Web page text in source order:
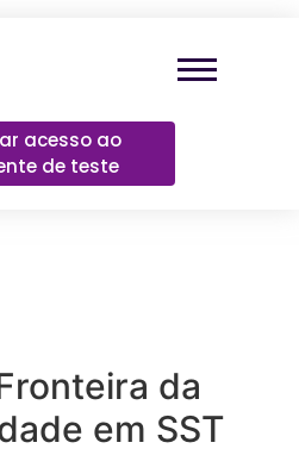
acesso ao
de teste
da
em SST